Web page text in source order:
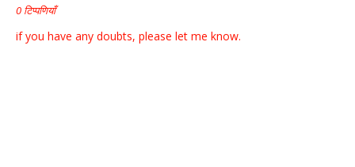
0 टिप्पणियाँ
if you have any doubts, please let me know.